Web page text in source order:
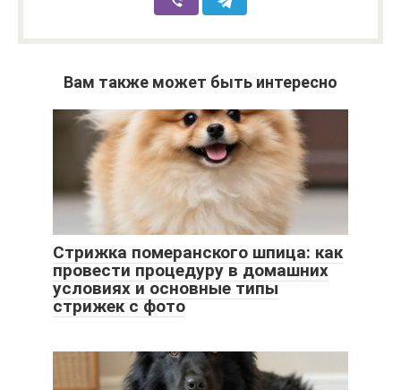
Вам также может быть интересно
Стрижка померанского шпица: как
провести процедуру в домашних
условиях и основные типы
стрижек с фото